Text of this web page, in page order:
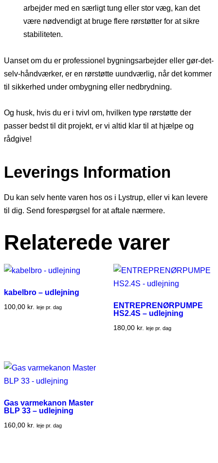
arbejder med en særligt tung eller stor væg, kan det
være nødvendigt at bruge flere rørstøtter for at sikre
stabiliteten.
Uanset om du er professionel bygningsarbejder eller gør-det-
selv-håndværker, er en rørstøtte uundværlig, når det kommer
til sikkerhed under ombygning eller nedbrydning.
Og husk, hvis du er i tvivl om, hvilken type rørstøtte der
passer bedst til dit projekt, er vi altid klar til at hjælpe og
rådgive!
Leverings Information
Du kan selv hente varen hos os i Lystrup, eller vi kan levere
til dig. Send forespørgsel for at aftale nærmere.
Relaterede varer
kabelbro – udlejning
100,00 kr. leje pr. dag
ENTREPRENØRPUMPE
HS2.4S – udlejning
180,00 kr. leje pr. dag
Gas varmekanon Master
BLP 33 – udlejning
160,00 kr. leje pr. dag